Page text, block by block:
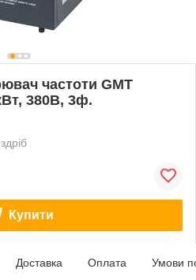
частоти GMT
380В, 3ф.
Купити
Доставка Оплата Умови